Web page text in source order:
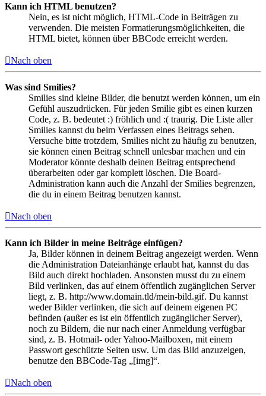
Kann ich HTML benutzen?
Nein, es ist nicht möglich, HTML-Code in Beiträgen zu
verwenden. Die meisten Formatierungsmöglichkeiten, die
HTML bietet, können über BBCode erreicht werden.
Nach oben
Was sind Smilies?
Smilies sind kleine Bilder, die benutzt werden können, um ein
Gefühl auszudrücken. Für jeden Smilie gibt es einen kurzen
Code, z. B. bedeutet :) fröhlich und :( traurig. Die Liste aller
Smilies kannst du beim Verfassen eines Beitrags sehen.
Versuche bitte trotzdem, Smilies nicht zu häufig zu benutzen,
sie können einen Beitrag schnell unlesbar machen und ein
Moderator könnte deshalb deinen Beitrag entsprechend
überarbeiten oder gar komplett löschen. Die Board-
Administration kann auch die Anzahl der Smilies begrenzen,
die du in einem Beitrag benutzen kannst.
Nach oben
Kann ich Bilder in meine Beiträge einfügen?
Ja, Bilder können in deinem Beitrag angezeigt werden. Wenn
die Administration Dateianhänge erlaubt hat, kannst du das
Bild auch direkt hochladen. Ansonsten musst du zu einem
Bild verlinken, das auf einem öffentlich zugänglichen Server
liegt, z. B. http://www.domain.tld/mein-bild.gif. Du kannst
weder Bilder verlinken, die sich auf deinem eigenen PC
befinden (außer es ist ein öffentlich zugänglicher Server),
noch zu Bildern, die nur nach einer Anmeldung verfügbar
sind, z. B. Hotmail- oder Yahoo-Mailboxen, mit einem
Passwort geschützte Seiten usw. Um das Bild anzuzeigen,
benutze den BBCode-Tag „[img]“.
Nach oben